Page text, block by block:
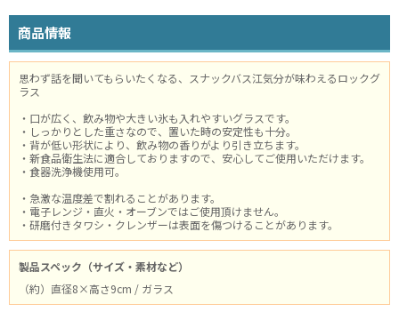
商品情報
思わず話を聞いてもらいたくなる、スナックバス江気分が味わえるロックグ
ラス
・口が広く、飲み物や大きい氷も入れやすいグラスです。
・しっかりとした重さなので、置いた時の安定性も十分。
・背が低い形状により、飲み物の香りがより引き立ちます。
・新食品衛生法に適合しておりますので、安心してご使用いただけます。
・食器洗浄機使用可。
・急激な温度差で割れることがあります。
・電子レンジ・直火・オーブンではご使用頂けません。
・研磨付きタワシ・クレンザーは表面を傷つけることがあります。
製品スペック（サイズ・素材など）
（約）直径8×高さ9cm / ガラス